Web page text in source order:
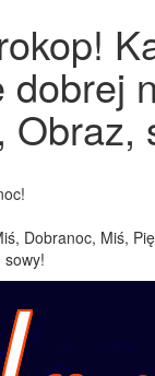
Dobranoc, Miś,
sowy!